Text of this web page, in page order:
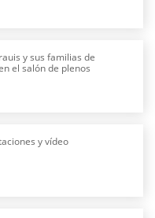
y sus familias de
el salón de plenos
y vídeo